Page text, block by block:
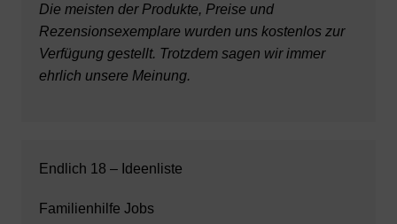
Die meisten der Produkte, Preise und
Rezensionsexemplare wurden uns kostenlos zur
Verfügung gestellt. Trotzdem sagen wir immer
ehrlich unsere Meinung.
Endlich 18 – Ideenliste
Familienhilfe Jobs